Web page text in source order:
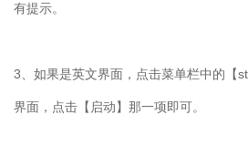
有提示。
3 、如果是英文界面，点击菜单栏中的【
界面，点击【启动】那一项即可。